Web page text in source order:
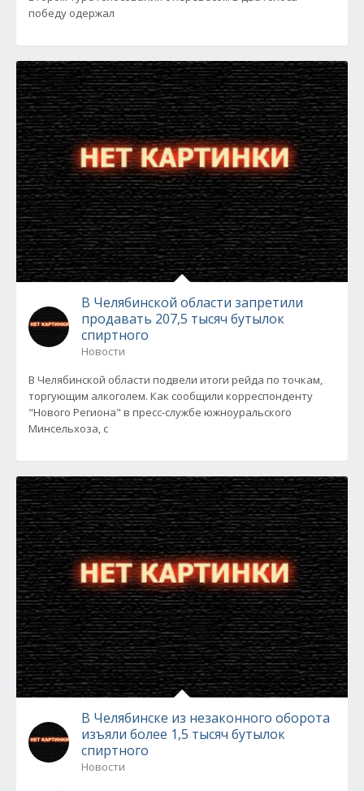
победу одержал
В Челябинской области запретили
продавать 207,5 тысяч бутылок
спиртного
Новости
В Челябинской области подвели итоги рейда по точкам,
торгующим алкоголем. Как сообщили корреспонденту
"Нового Региона" в пресс-службе южноуральского
Минсельхоза, с
В Челябинске из незаконного оборота
изъяли более 1,5 тысяч бутылок
спиртного
Новости